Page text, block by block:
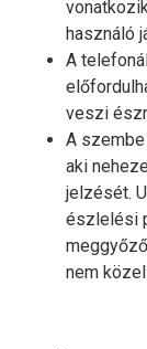
használó
A
veszi
A
aki
jelzését.
észlelési
nem